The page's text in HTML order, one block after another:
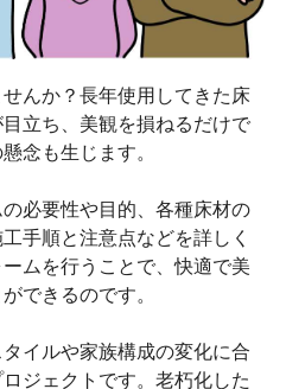
んか？長年使用してきた床
立ち、美観を損ねるだけで
念も生じます。
必要性や目的、各種床材の
手順と注意点などを詳しく
ムを行うことで、快適で美
できるのです。
イルや家族構成の変化に合
ジェクトです。老朽化した